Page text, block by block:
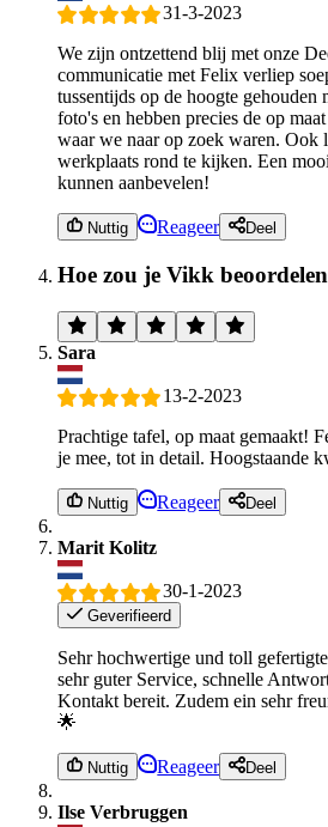
31-3-2023
We zijn ontzettend blij met onze
communicatie met Felix verliep
tussentijds op de hoogte gehouden
foto's en hebben precies de op
waar we naar op zoek waren. Ook
werkplaats rond te kijken. Een
kunnen aanbevelen!
Nuttig Reageer Deel
Hoe zou je Vikk
Sara
13-2-2023
Prachtige tafel, op maat gemaakt!
je mee, tot in detail. Hoogstaande
Nuttig Reageer Deel
Marit Kolitz
30-1-2023
Geverifieerd
Sehr hochwertige und toll
sehr guter Service, schnelle
Kontakt bereit. Zudem ein sehr
🌟
Nuttig Reageer Deel
Ilse Verbruggen